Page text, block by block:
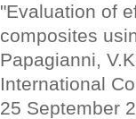
"Evaluation of
composites
Papagianni,
International
25 September